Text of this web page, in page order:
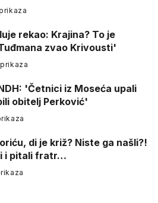
rekao: Krajina? To je
zvao Krivousti'
prikaza
'Četnici iz Moseća upali
obitelj Perković'
di je križ? Niste ga našli?!
i pitali fratr…